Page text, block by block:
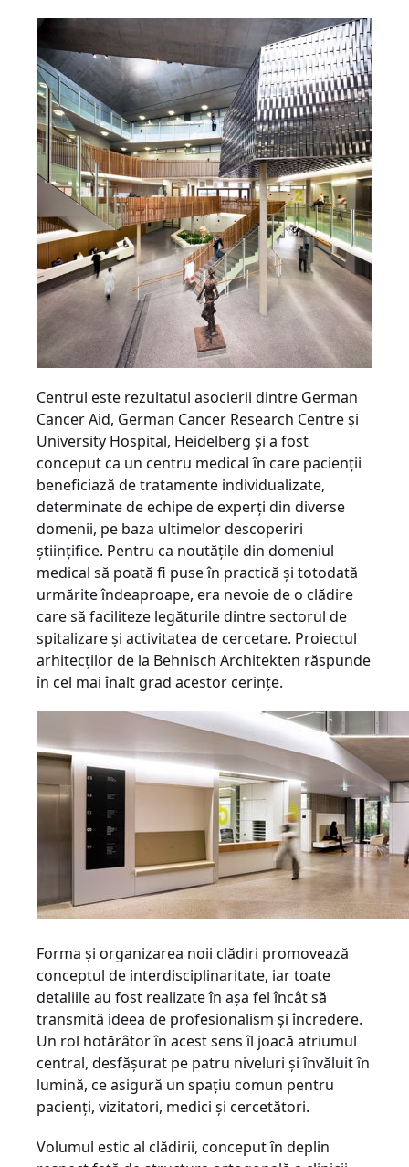
Centrul este rezultatul asocierii dintre German
Cancer Aid, German Cancer Research Centre şi
University Hospital, Heidelberg şi a fost
conceput ca un centru medical în care pacienţii
beneficiază de tratamente individualizate,
determinate de echipe de experţi din diverse
domenii, pe baza ultimelor descoperiri
ştiinţifice. Pentru ca noutăţile din domeniul
medical să poată fi puse în practică şi totodată
urmărite îndeaproape, era nevoie de o clădire
care să faciliteze legăturile dintre sectorul de
spitalizare şi activitatea de cercetare. Proiectul
arhitecţilor de la Behnisch Architekten răspunde
în cel mai înalt grad acestor cerinţe.
Forma şi organizarea noii clădiri promovează
conceptul de interdisciplinaritate, iar toate
detaliile au fost realizate în aşa fel încât să
transmită ideea de profesionalism şi încredere.
Un rol hotărâtor în acest sens îl joacă atriumul
central, desfăşurat pe patru niveluri şi învăluit în
lumină, ce asigură un spaţiu comun pentru
pacienţi, vizitatori, medici şi cercetători.
Volumul estic al clădirii, conceput în deplin